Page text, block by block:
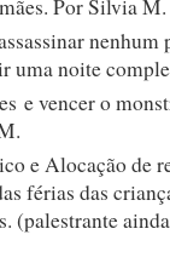
Por Silvia M.
nenhum
uma noite
e vencer o
e Alocação de
férias das
(palestrante